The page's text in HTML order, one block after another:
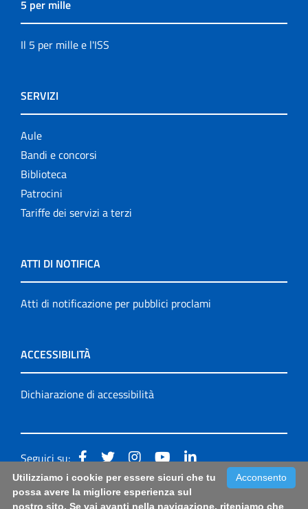
5 per mille
Il 5 per mille e l'ISS
SERVIZI
Aule
Bandi e concorsi
Biblioteca
Patrocini
Tariffe dei servizi a terzi
ATTI DI NOTIFICA
Atti di notificazione per pubblici proclami
ACCESSIBILITÀ
Dichiarazione di accessibilità
Seguici su:
Accessibilità: form di segnalazione di prima istanza per
Acconsento
Utilizziamo i cookie per essere sicuri che tu
possa avere la migliore esperienza sul
nostro sito. Se vai avanti nella navigazione, riteniamo che